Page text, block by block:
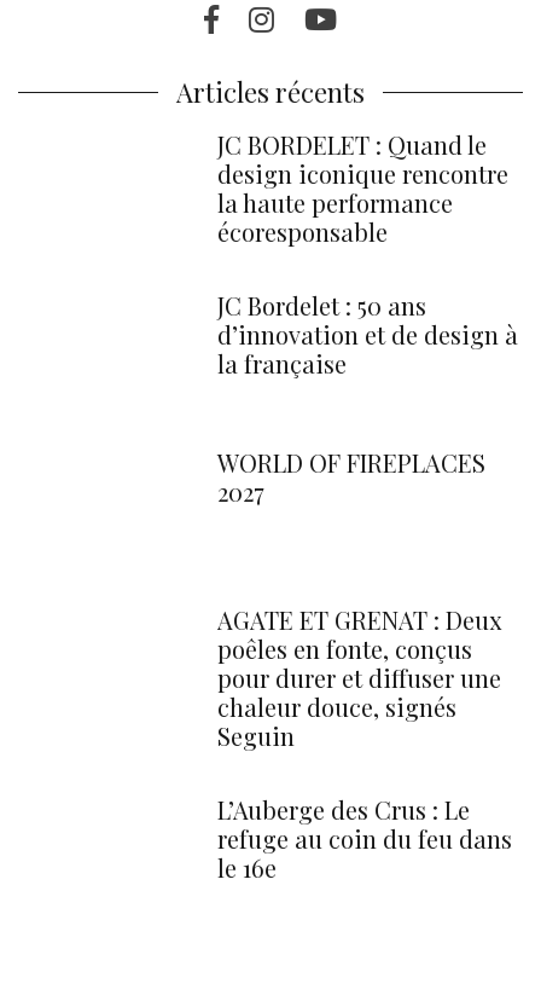
Facebook
Instragram
Youtube
Articles récents
JC BORDELET : Quand le
design iconique rencontre
la haute performance
écoresponsable
JC Bordelet : 50 ans
d’innovation et de design à
la française
WORLD OF FIREPLACES
2027
AGATE ET GRENAT : Deux
poêles en fonte, conçus
pour durer et diffuser une
chaleur douce, signés
Seguin
L’Auberge des Crus : Le
refuge au coin du feu dans
le 16e